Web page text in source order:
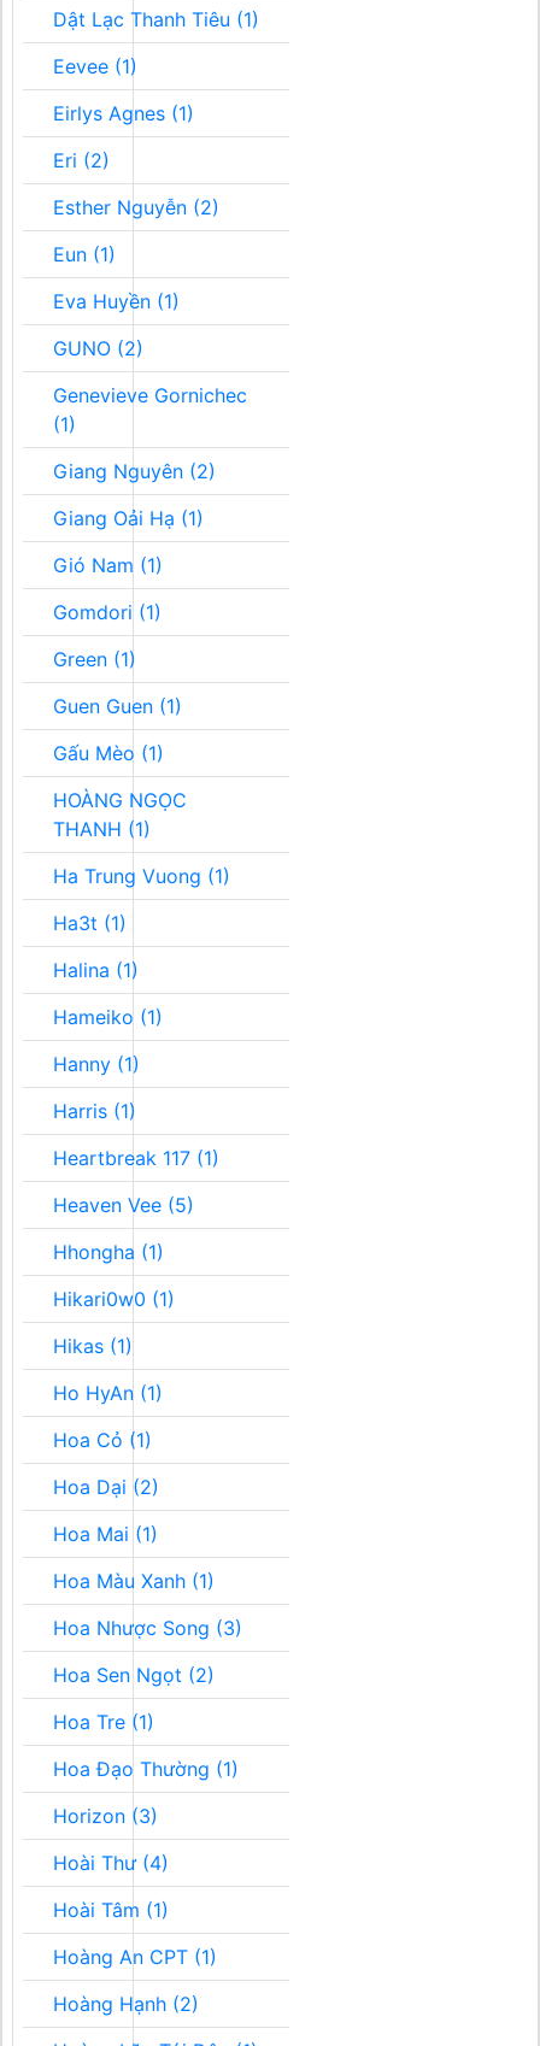
Dật Lạc Thanh Tiêu (1)
Eevee (1)
Eirlys Agnes (1)
Eri (2)
Esther Nguyễn (2)
Eun (1)
Eva Huyền (1)
GUNO (2)
Genevieve Gornichec
(1)
Giang Nguyên (2)
Giang Oải Hạ (1)
Gió Nam (1)
Gomdori (1)
Green (1)
Guen Guen (1)
Gấu Mèo (1)
HOÀNG NGỌC
THANH (1)
Ha Trung Vuong (1)
Ha3t (1)
Halina (1)
Hameiko (1)
Hanny (1)
Harris (1)
Heartbreak 117 (1)
Heaven Vee (5)
Hhongha (1)
Hikari0w0 (1)
Hikas (1)
Ho HyAn (1)
Hoa Cỏ (1)
Hoa Dại (2)
Hoa Mai (1)
Hoa Màu Xanh (1)
Hoa Nhược Song (3)
Hoa Sen Ngọt (2)
Hoa Tre (1)
Hoa Đạo Thường (1)
Horizon (3)
Hoài Thư (4)
Hoài Tâm (1)
Hoàng An CPT (1)
Hoàng Hạnh (2)